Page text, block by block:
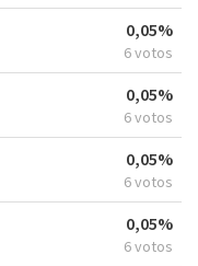
0,05%
6 votos
0,05%
6 votos
0,05%
6 votos
0,05%
6 votos